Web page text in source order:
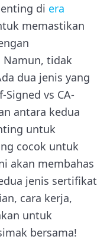
di era
memastikan
Namun, tidak
dua jenis yang
Signed vs CA-
antara kedua
untuk
cocok untuk
akan membahas
jenis sertifikat
cara kerja,
untuk
bersama!